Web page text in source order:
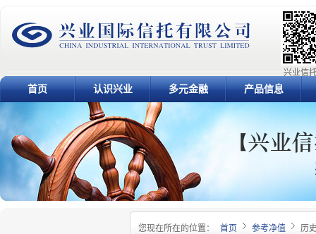
兴业信
首页 认识兴业 多元金融 产品信息
您现在所在的位置： 首页 参考净值 历